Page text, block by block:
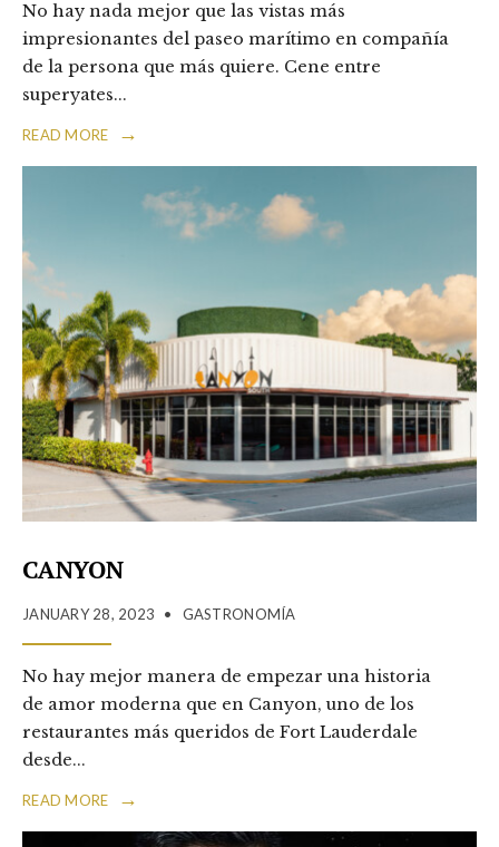
No hay nada mejor que las vistas más
impresionantes del paseo marítimo en compañía
de la persona que más quiere. Cene entre
superyates...
READ MORE →
CANYON
JANUARY 28, 2023 • GASTRONOMÍA
No hay mejor manera de empezar una historia
de amor moderna que en Canyon, uno de los
restaurantes más queridos de Fort Lauderdale
desde...
READ MORE →